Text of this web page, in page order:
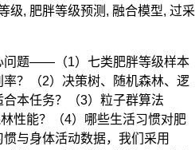
级, 肥胖等级预测 , 融合模型, 过采
问题——（1）七类肥胖等级样本
？（2）决策树、随机森林、逻
本任务？（3）粒子群算法
性能？（4）哪些生活习惯对肥
与身体活动数据，我们采用